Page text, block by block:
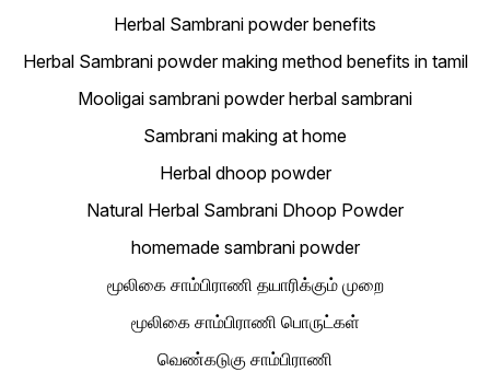
Herbal Sambrani powder benefits
Herbal Sambrani powder making method benefits in tamil
Mooligai sambrani powder herbal sambrani
Sambrani making at home
Herbal dhoop powder
Natural Herbal Sambrani Dhoop Powder
homemade sambrani powder
மூலிகை சாம்பிராணி தயாரிக்கும் முறை
மூலிகை சாம்பிராணி பொருட்கள்
வெண்கடுகு சாம்பிராணி